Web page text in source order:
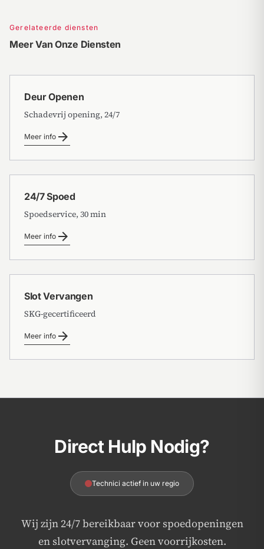
Gerelateerde diensten
Meer Van Onze Diensten
Deur Openen
Schadevrij opening, 24/7
Meer info arrow_forward
24/7 Spoed
Spoedservice, 30 min
Meer info arrow_forward
Slot Vervangen
SKG-gecertificeerd
Meer info arrow_forward
Direct Hulp Nodig?
Technici actief in uw regio
Wij zijn 24/7 bereikbaar voor spoedopeningen
en slotvervanging. Geen voorrijkosten.